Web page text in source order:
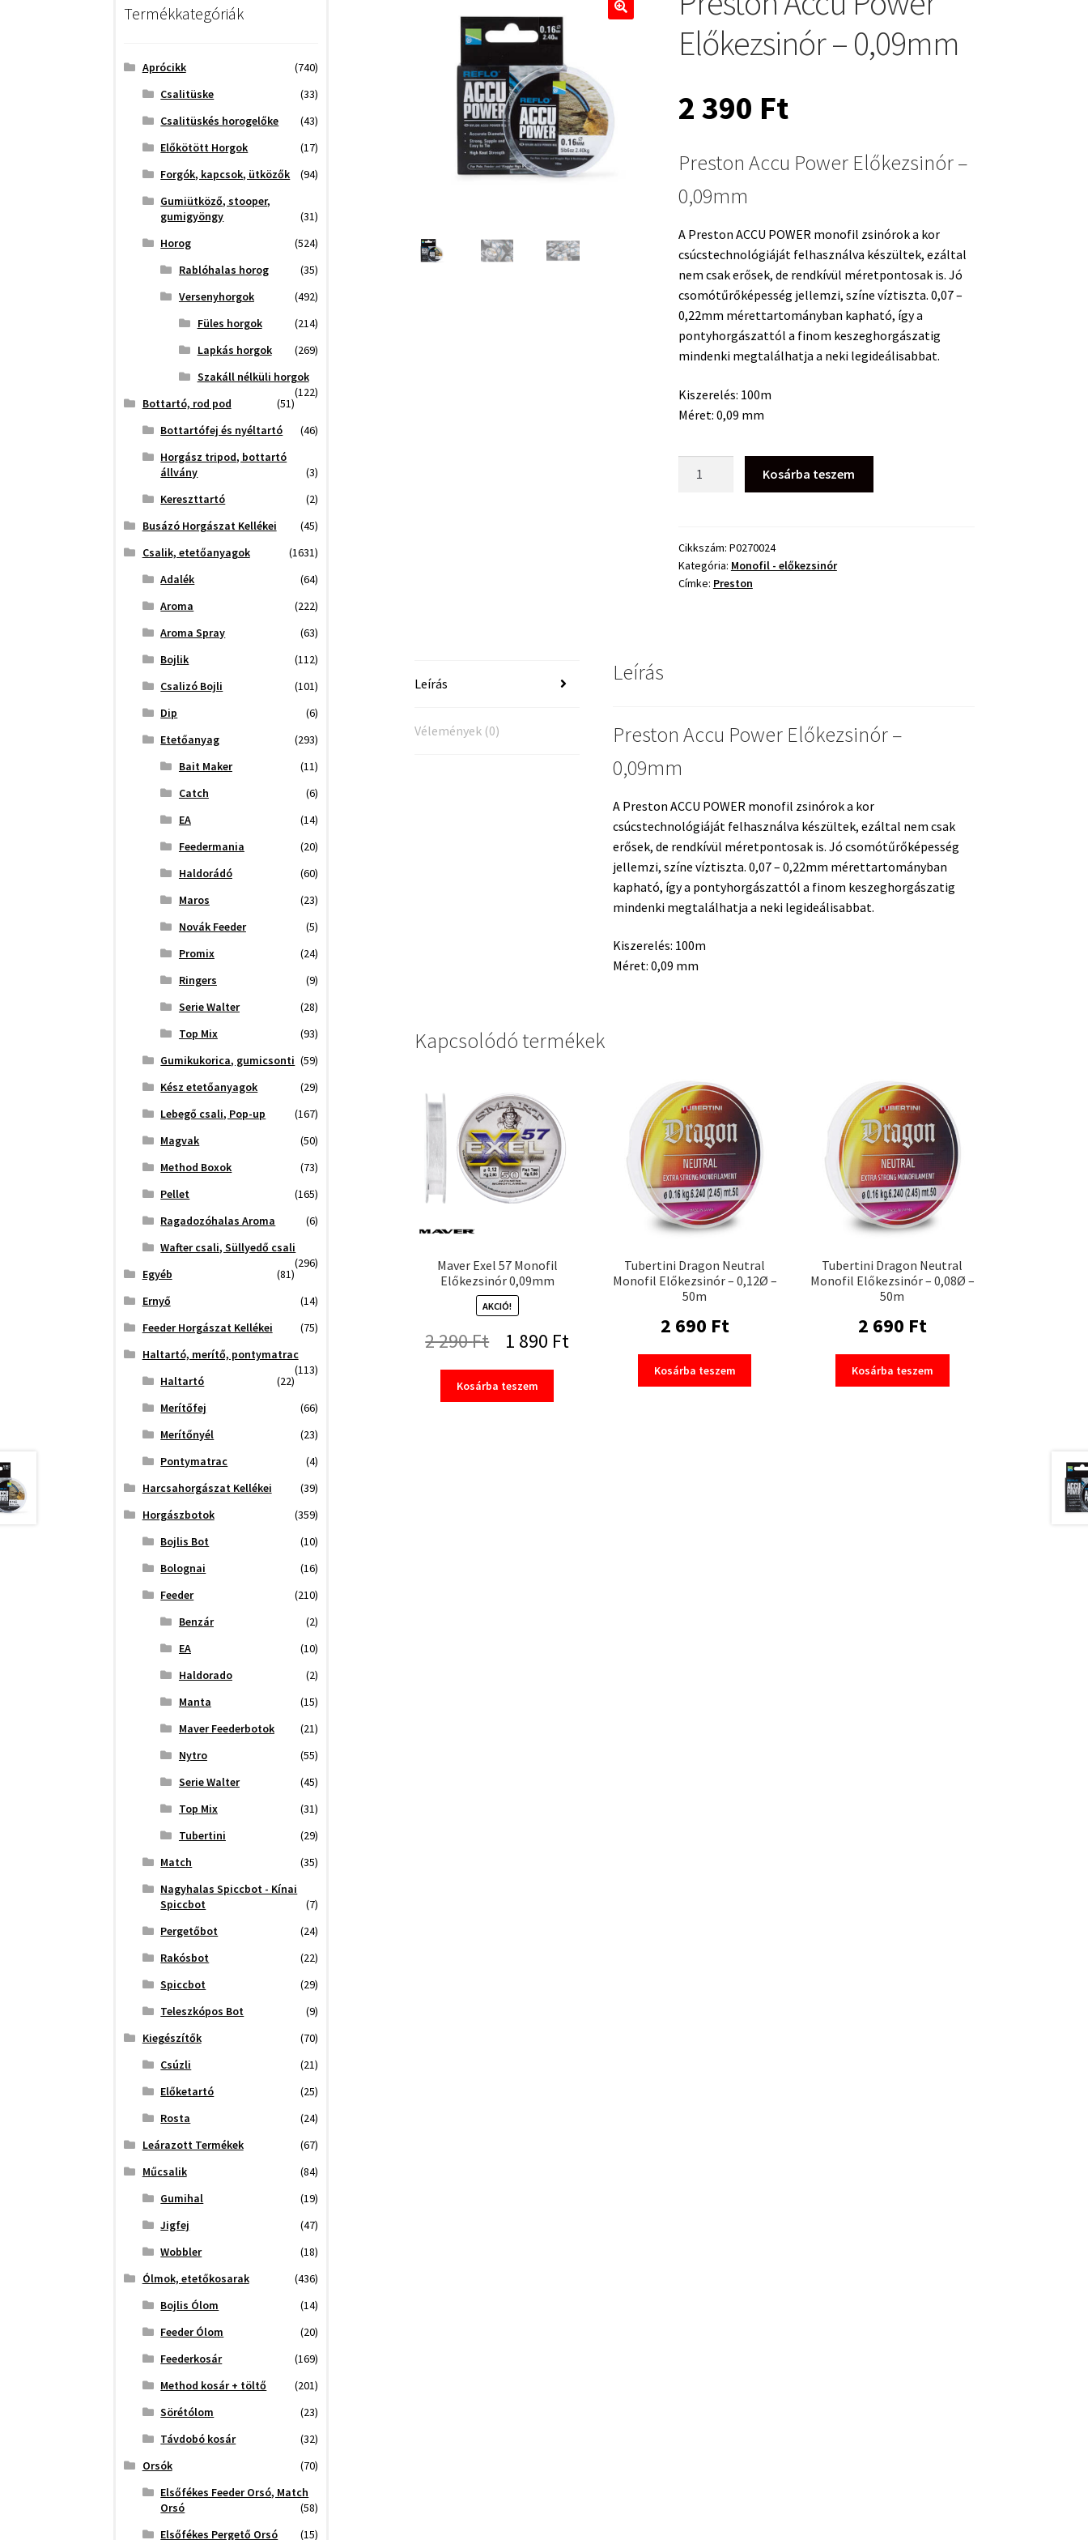
Előkezsinór – 0,09mm
2 390 Ft
Preston Accu Power Előkezsinór –
0,09mm
A Preston ACCU POWER monofil zsinórok a kor
csúcstechnológiáját felhasználva készültek, ezáltal
nem csak erősek, de rendkívül méretpontosak is. Jó
csomótűrőképesség jellemzi, színe víztiszta. 0,07 –
0,22mm mérettartományban kapható, így a
pontyhorgászattól a finom keszeghorgászatig
mindenki megtalálhatja a neki legideálisabbat.
Kiszerelés: 100m
Méret: 0,09 mm
-
0,09mm
mennyiség
Kosárba teszem
Cikkszám: P0270024
Kategória: Monofil - előkezsinór
Címke: Preston
Leírás
Vélemények (0)
Leírás
Preston Accu Power Előkezsinór –
0,09mm
A Preston ACCU POWER monofil zsinórok a kor
csúcstechnológiáját felhasználva készültek, ezáltal nem csak
erősek, de rendkívül méretpontosak is. Jó csomótűrőképesség
jellemzi, színe víztiszta. 0,07 – 0,22mm mérettartományban
kapható, így a pontyhorgászattól a finom keszeghorgászatig
mindenki megtalálhatja a neki legideálisabbat.
Kiszerelés: 100m
Méret: 0,09 mm
Kapcsolódó termékek
Maver Exel 57 Monofil
Előkezsinór 0,09mm
AKCIÓ!
2 290Ft
Original
price
was:
1 890 FtCurrent
Kosárba teszem
Tubertini Dragon Neutral
Monofil Előkezsinór – 0,12Ø –
50m
2 690 Ft
Kosárba teszem
Tubertini Dragon Neutral
Monofil Előkezsinór – 0,08Ø –
50m
2 690 Ft
Kosárba teszem
Termékkategóriák
Aprócikk
(740)
Csalitüske
(33)
Csalitüskés horogelőke
(43)
Előkötött Horgok
(17)
Forgók, kapcsok, ütközők
(94)
Gumiütköző, stooper,
gumigyöngy
(31)
Horog
(524)
Rablóhalas horog
(35)
Versenyhorgok
(492)
Füles horgok
(214)
Lapkás horgok
(269)
Szakáll nélküli horgok
(122)
Bottartó, rod pod
(51)
Bottartófej és nyéltartó
(46)
Horgász tripod, bottartó
állvány
(3)
Kereszttartó
(2)
Busázó Horgászat Kellékei
(45)
Csalik, etetőanyagok
(1631)
Adalék
(64)
Aroma
(222)
Aroma Spray
(63)
Bojlik
(112)
Csalizó Bojli
(101)
Dip
(6)
Etetőanyag
(293)
Bait Maker
(11)
Catch
(6)
EA
(14)
Feedermania
(20)
Haldorádó
(60)
Maros
(23)
Novák Feeder
(5)
Promix
(24)
Ringers
(9)
Serie Walter
(28)
Top Mix
(93)
Gumikukorica, gumicsonti (59)
Kész etetőanyagok
(29)
Lebegő csali, Pop-up
(167)
Magvak
(50)
Method Boxok
(73)
Pellet
(165)
Ragadozóhalas Aroma
(6)
Wafter csali, Süllyedő csali
(296)
Egyéb
(81)
Ernyő
(14)
Feeder Horgászat Kellékei
(75)
Haltartó, merítő, pontymatrac
(113)
Haltartó
(22)
Merítőfej
(66)
Merítőnyél
(23)
Pontymatrac
(4)
Harcsahorgászat Kellékei
(39)
Horgászbotok
(359)
Bojlis Bot
(10)
Bolognai
(16)
Feeder
(210)
Benzár
(2)
EA
(10)
Haldorado
(2)
Manta
(15)
Maver Feederbotok
(21)
Nytro
(55)
Serie Walter
(45)
Top Mix
(31)
Tubertini
(29)
Match
(35)
Nagyhalas Spiccbot - Kínai
Spiccbot
(7)
Pergetőbot
(24)
Rakósbot
(22)
Spiccbot
(29)
Teleszkópos Bot
(9)
Kiegészítők
(70)
Csúzli
(21)
Előketartó
(25)
Rosta
(24)
Leárazott Termékek
(67)
Műcsalik
(84)
Gumihal
(19)
Jigfej
(47)
Wobbler
(18)
Ólmok, etetőkosarak
(436)
Bojlis Ólom
(14)
Feeder Ólom
(20)
Feederkosár
(169)
Method kosár + töltő
(201)
Sörétólom
(23)
Távdobó kosár
(32)
Orsók
(70)
Elsőfékes Feeder Orsó, Match
Orsó
(58)
Elsőfékes Pergető Orsó
(15)